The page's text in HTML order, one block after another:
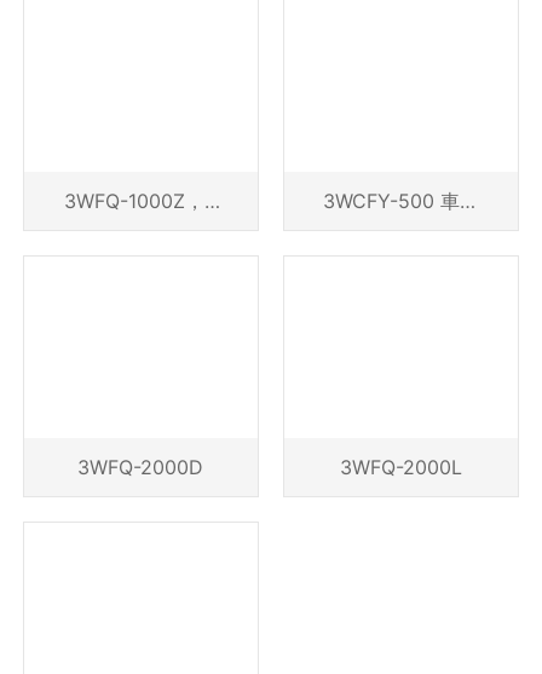
3WFQ-1000Z，3
WFQ-1000Z1,3W
3WCFY-500 車載
風送式遠程噴霧機
3WFQ-2000D 3WFQ-2000L